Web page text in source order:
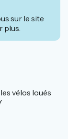
sur le site
plus.
vélos loués